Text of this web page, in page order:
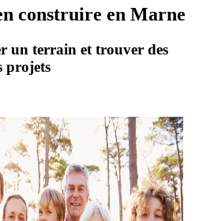
construire en Marne
un terrain et trouver des
projets